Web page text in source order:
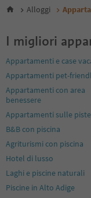
6
11
12
13
14
15
17
18
19
20
21
22
Alloggi
I migliori
Appartamenti e case
Appartamenti pet-
Appartamenti con area
benessere
Appartamenti sulle
B&B con piscina
Agriturismi con piscina
Hotel di lusso
Laghi e piscine naturali
Piscine in Alto Adige